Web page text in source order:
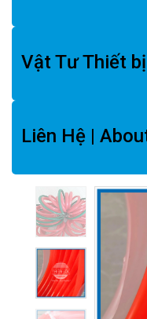
Vật Tư Thiết
Liên Hệ |